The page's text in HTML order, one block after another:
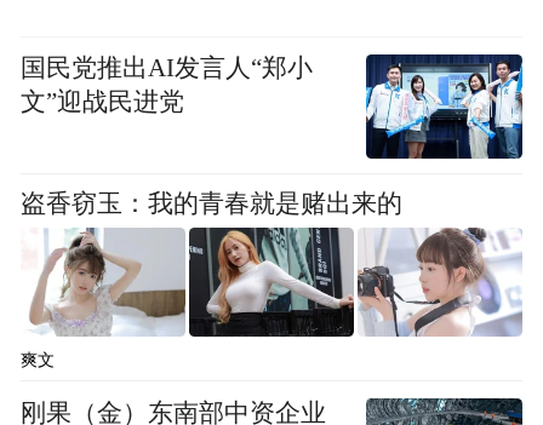
国民党推出AI发言人“郑小
文”迎战民进党
盗香窃玉：我的青春就是赌出来的
爽文
刚果（金）东南部中资企业